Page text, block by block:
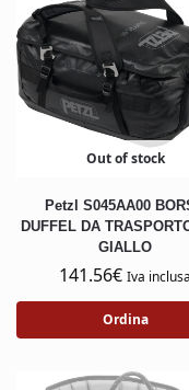
Out of stock
Petzl S045AA00
DUFFEL DA
GIALLO
141.56€ Iva inclusa
Ordina